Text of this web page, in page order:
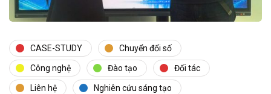
CASE-STUDY Chuyển đổi số
Công nghệ Đào tạo Đối tác
Liên hệ Nghiên cứu sáng tạo